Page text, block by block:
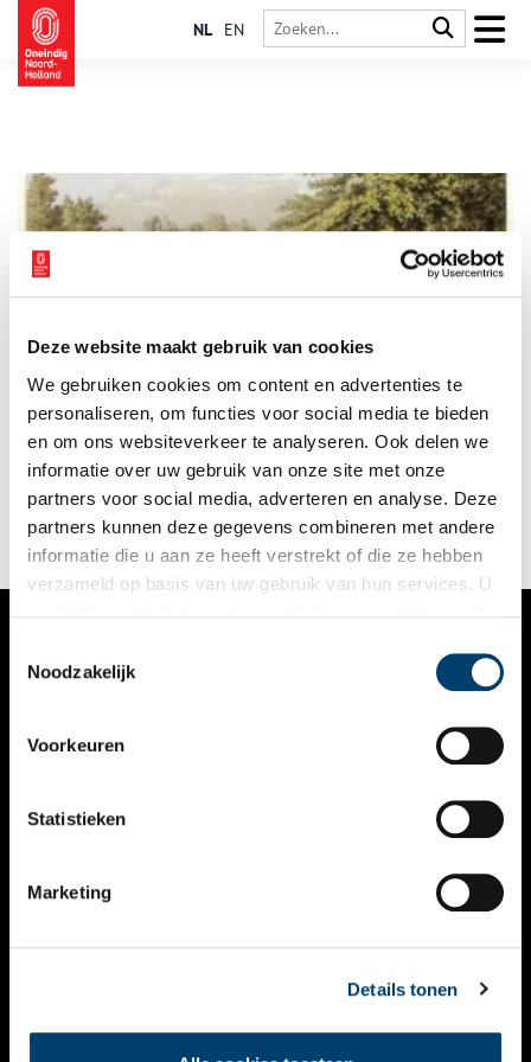
Deze website maakt gebruik van cookies
We gebruiken cookies om content en advertenties te
personaliseren, om functies voor social media te bieden
en om ons websiteverkeer te analyseren. Ook delen we
informatie over uw gebruik van onze site met onze
partners voor social media, adverteren en analyse. Deze
partners kunnen deze gegevens combineren met andere
informatie die u aan ze heeft verstrekt of die ze hebben
verzameld op basis van uw gebruik van hun services. U
Noodzakelijk
Voorkeuren
Statistieken
Marketing
Details tonen
NL EN
In de lommerijke strook tussen de Herenweg en de
Glipperdreef, ten zuiden van de Prinsenlaan, ligt de kleine
buitenplaats Gliphoeve. Vanaf de Glipperdreef kan men over de
oprijlaan het huis zien liggen. Het terrein waar nu de
appartementengebouwen Hagenduin staan hoort er niet
(meer) bij, maar het landgoed strekt zich daaromheen uit tot
en met hoge duin aan de zuidwestzijde.
VERHALEN
KALENDER
THEMA’S
VIDEO’S
CONTACT